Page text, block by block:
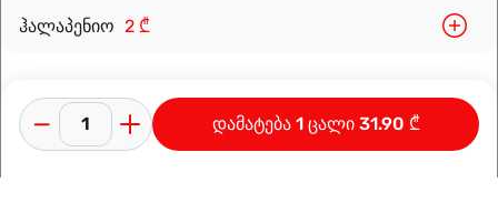
ჰალაპენიო 2 ₾
დამატება 1 ცალი 31.90 ₾